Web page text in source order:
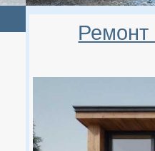
Ремонт